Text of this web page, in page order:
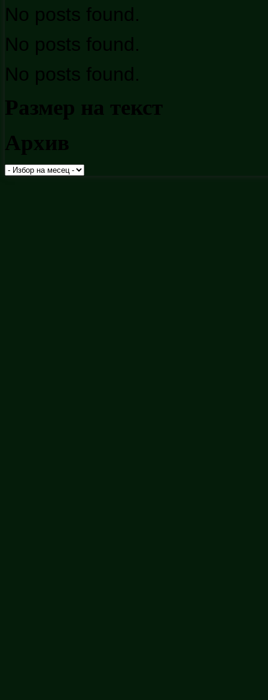
No posts found.
No posts found.
No posts found.
Размер на текст
Архив